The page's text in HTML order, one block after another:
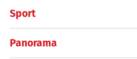
Sport
Panorama